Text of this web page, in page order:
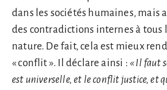
dans les sociétés humaines, mais
des contradictions internes à tous
nature. De fait, cela est mieux
« conflit ». Il déclare ainsi : « Il faut
est universelle, et le conflit justice, et